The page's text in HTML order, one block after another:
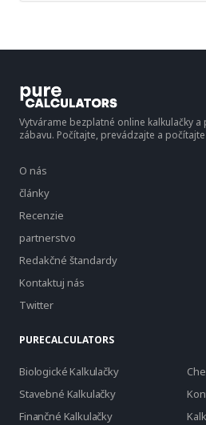
Vytvárame bezplatné online kalkulačky
zábavu. Počítajte, prevádzajte a
O nás
články
Recenzie
partnerstvo
Redakčné štandardy
Kontaktuj nás
Twitter
PURECALCULATORS
Biologické Kalkulačky
Stavebné Kalkulačky
Finančné Kalkulačky